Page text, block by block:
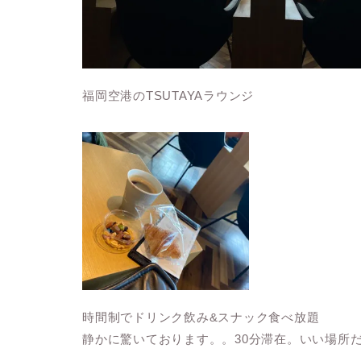
福岡空港のTSUTAYAラウンジ
時間制でドリンク飲み&スナック食べ放題
静かに驚いております。。30分滞在。いい場所